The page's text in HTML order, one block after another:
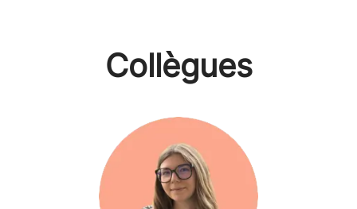
Collègues